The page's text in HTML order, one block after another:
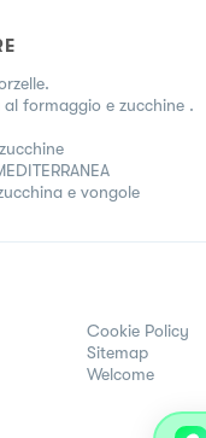
formaggio e zucchine .
e vongole
Cookie Policy
Sitemap
Welcome